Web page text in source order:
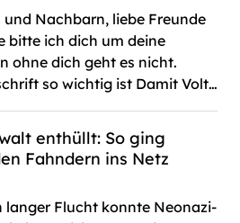
Nachbarn, liebe Freunde
bitte ich dich um deine
ohne dich geht es nicht.
so wichtig ist Damit Volt…
enthüllt: So ging
Fahndern ins Netz
langer Flucht konnte Neonazi-